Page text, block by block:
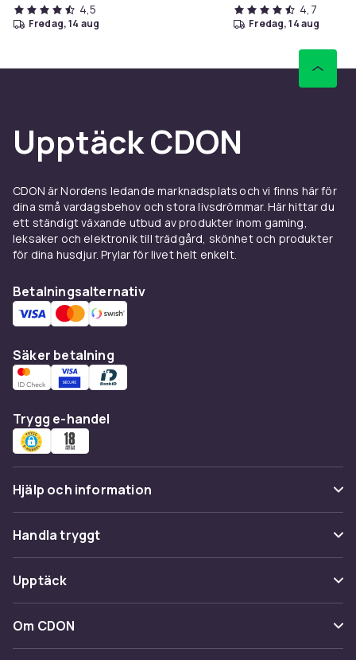
4,5
fredag, 14 aug
4,7
fredag, 14 aug
Upptäck CDON
CDON är Nordens ledande marknadsplats och vi finns här för
dina små vardagsbehov och stora livsdrömmar. Här hittar du
ett ständigt växande utbud av produkter inom gaming,
leksaker och elektronik till trädgård, skönhet och produkter
för dina husdjur. Prylar för livet helt enkelt.
Betalningsalternativ
Säker betalning
Trygg e-handel
Hjälp och information
Vanliga frågor
Spåra paket
Ångra & Returnera här
Kundservice
Handla tryggt
Betalning
Leverans
Upptäck
Kategorier
Varumärken
Om CDON